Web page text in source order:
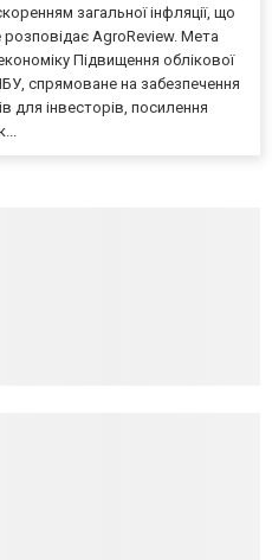
загальної інфляції, що
розповідає AgroReview. Мета
Підвищення облікової
спрямоване на забезпечення
для інвесторів, посилення